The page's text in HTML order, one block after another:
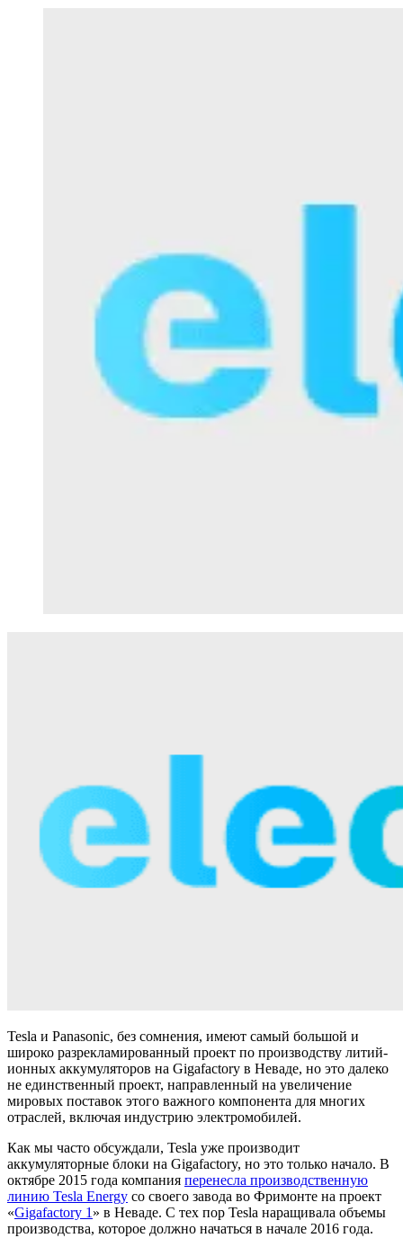
Tesla и Panasonic, без сомнения, имеют самый большой и
широко разрекламированный проект по производству литий-
ионных аккумуляторов на Gigafactory в Неваде, но это далеко
не единственный проект, направленный на увеличение
мировых поставок этого важного компонента для многих
отраслей, включая индустрию электромобилей.
Как мы часто обсуждали, Tesla уже производит
аккумуляторные блоки на Gigafactory, но это только начало. В
октябре 2015 года компания перенесла производственную
линию Tesla Energy со своего завода во Фримонте на проект
«Gigafactory 1» в Неваде. С тех пор Tesla наращивала объемы
производства, которое должно начаться в начале 2016 года.